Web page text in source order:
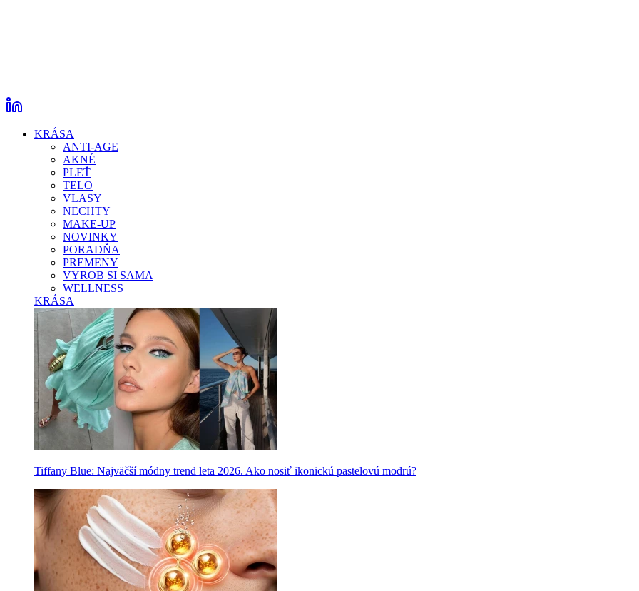
KRÁSA
ANTI-AGE
AKNÉ
PLEŤ
TELO
VLASY
NECHTY
MAKE-UP
NOVINKY
PORADŇA
PREMENY
VYROB SI SAMA
WELLNESS
KRÁSA
Tiffany Blue: Najväčší módny trend leta 2026. Ako nosiť ikonickú pastelovú modrú?